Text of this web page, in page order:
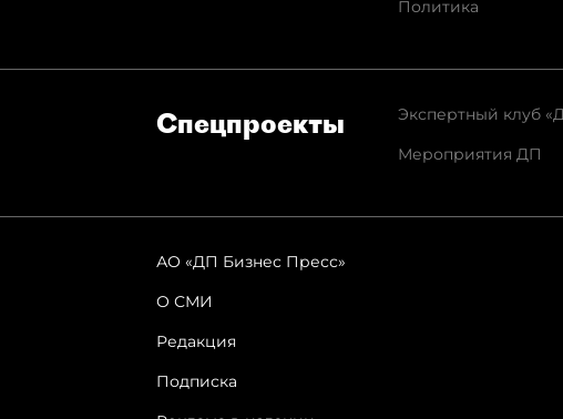
Политика
Спец­проекты
Экспертный клуб
Мероприятия ДП
АО «ДП Бизнес Пресс»
О СМИ
Редакция
Подписка